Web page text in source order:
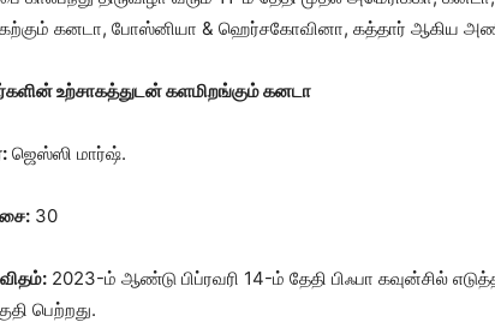
Kanyakumari
கனடா, போஸ்னியா & ஹெர்சகோவினா, கத்தார் ஆகிய
உற்சாகத்துடன் களமிறங்கும் கனடா
ஜெஸ்ஸி மார்ஷ்.
30
2023-ம் ஆண்டு பிப்ரவரி 14-ம் தேதி பிஃபா கவுன்சில்
பெற்றது.